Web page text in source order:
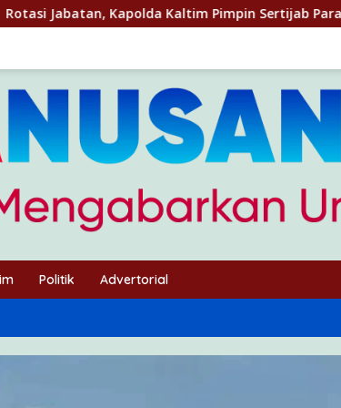
Kaltim Pimpin Sertijab Para Pejabat Utama Dan
Politik Advertorial